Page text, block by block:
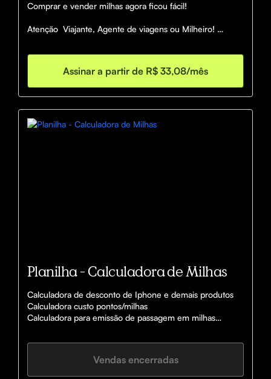
Comprar e vender milhas agora ficou fácil!
Atenção  Viajante, Agente de viagens ou Milheiro!
Assinar a partir de R$ 33,08/mês
Planilha - Calculadora de Milhas
Calculadora de desconto de Iphone e demais produtos
Calculadora custo pontos/milhas
Calculadora para emissão de passagem em milhas
Vendas encerradas